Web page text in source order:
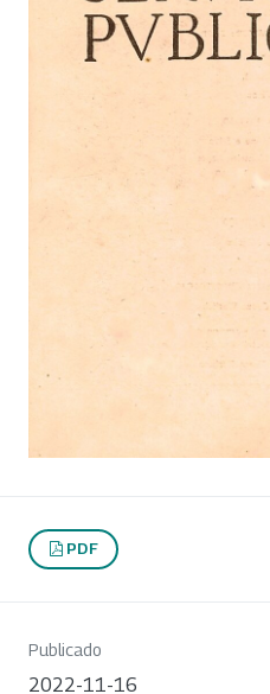
PDF
Publicado
2022-11-16